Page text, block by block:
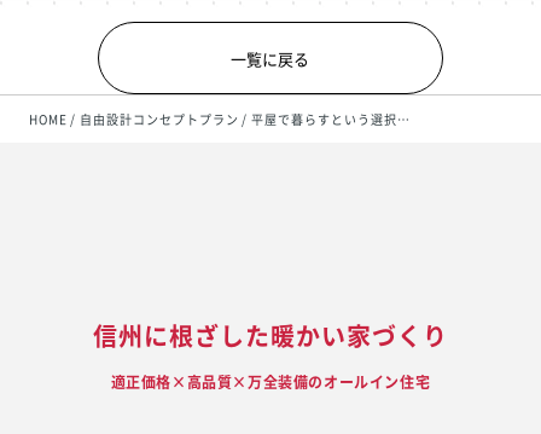
HOME 自由設計コンセプトプラン 平屋で暮らすという選択…
一覧に戻る
信州に根ざした暖かい家づくり
適正価格×高品質×万全装備のオールイン住宅